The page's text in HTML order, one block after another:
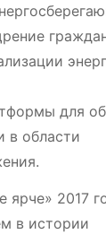
для
в области
ярче» 2017
в истории